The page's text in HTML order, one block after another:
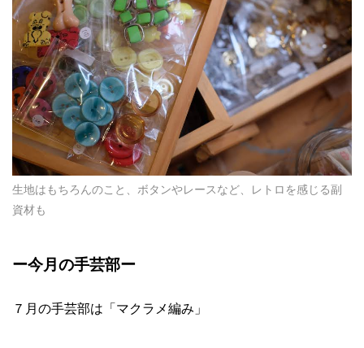
生地はもちろんのこと、ボタンやレースなど、レトロを感じる副
資材も
ー今月の手芸部ー
７月の手芸部は「マクラメ編み」